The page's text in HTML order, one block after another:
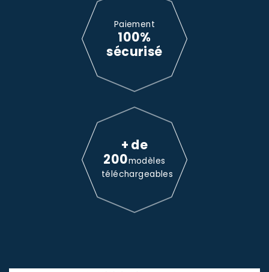
Paiement
100%
sécurisé
+ de
200modèles
téléchargeables